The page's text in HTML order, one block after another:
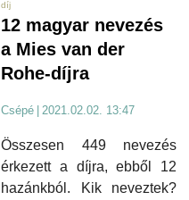
díj
12 magyar nevezés
a Mies van der
Rohe-díjra
Csépé 2021.02.02. 13:47
Összesen 449 nevezés
érkezett a díjra, ebből 12
hazánkból. Kik neveztek?